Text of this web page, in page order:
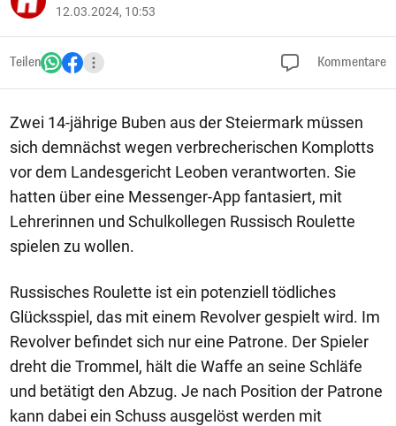
12.03.2024, 10:53
Teilen Kommentare
Zwei 14-jährige Buben aus der Steiermark müssen
sich demnächst wegen verbrecherischen Komplotts
vor dem Landesgericht Leoben verantworten. Sie
hatten über eine Messenger-App fantasiert, mit
Lehrerinnen und Schulkollegen Russisch Roulette
spielen zu wollen.
Russisches Roulette ist ein potenziell tödliches
Glücksspiel, das mit einem Revolver gespielt wird. Im
Revolver befindet sich nur eine Patrone. Der Spieler
dreht die Trommel, hält die Waffe an seine Schläfe
und betätigt den Abzug. Je nach Position der Patrone
kann dabei ein Schuss ausgelöst werden mit